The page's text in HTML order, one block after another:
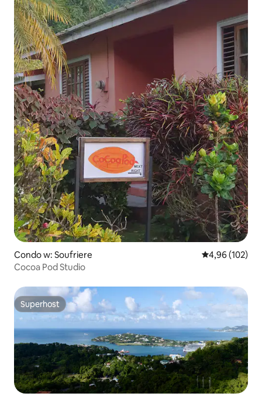
Condo w: Soufriere Średnia
4,96 (102)
Cocoa Pod Studio
Superhost
Superhost